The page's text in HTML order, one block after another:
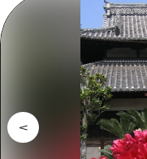
특집
목록
추천
아트
모델 코
목록
Dive!
관광지・